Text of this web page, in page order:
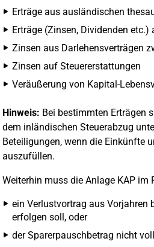
Erträge aus ausländischen
Erträge (Zinsen, Dividenden
Zinsen aus Darlehensverträgen
Zinsen auf Steuererstattungen
Veräußerung von Kapital-
Hinweis: Bei bestimmten Erträgen
dem inländischen Steuerabzug
Beteiligungen, wenn die Einkünfte
auszufüllen.
Weiterhin muss die Anlage KAP
ein Verlustvortrag aus Vorjahren
erfolgen soll, oder
der Sparerpauschbetrag nicht